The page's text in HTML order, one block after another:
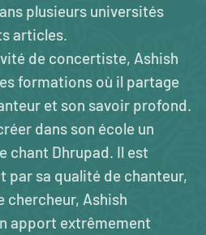
plusieurs universités
articles.
de concertiste, Ashish
formations où il partage
et son savoir profond.
dans son école un
chant Dhrupad. Il est
par sa qualité de chanteur,
chercheur, Ashish
apport extrêmement